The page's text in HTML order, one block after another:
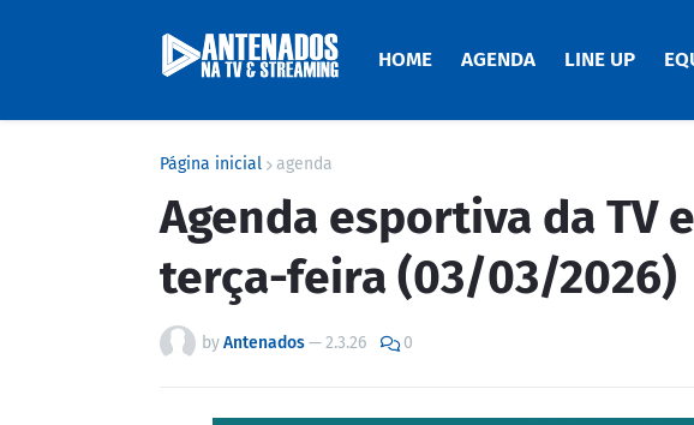
HOME AGENDA LINE UP
Página inicial agenda
Agenda esportiva da TV
terça-feira (03/03/2026)
byAntenados—2.3.26 0